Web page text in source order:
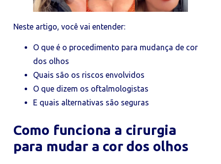
Neste artigo, você vai entender:
O que é o procedimento para mudança de cor
dos olhos
Quais são os riscos envolvidos
O que dizem os oftalmologistas
E quais alternativas são seguras
Como funciona a cirurgia
para mudar a cor dos olhos